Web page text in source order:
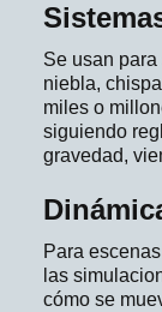
Se usan
niebla,
miles o
siguiendo
gravedad,
Para
las
cómo se